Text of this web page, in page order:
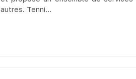
autres. Tenni...